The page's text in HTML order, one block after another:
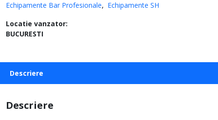
Echipamente Bar Profesionale
Echipamente SH
Locatie vanzator:
BUCURESTI
Descriere
Descriere